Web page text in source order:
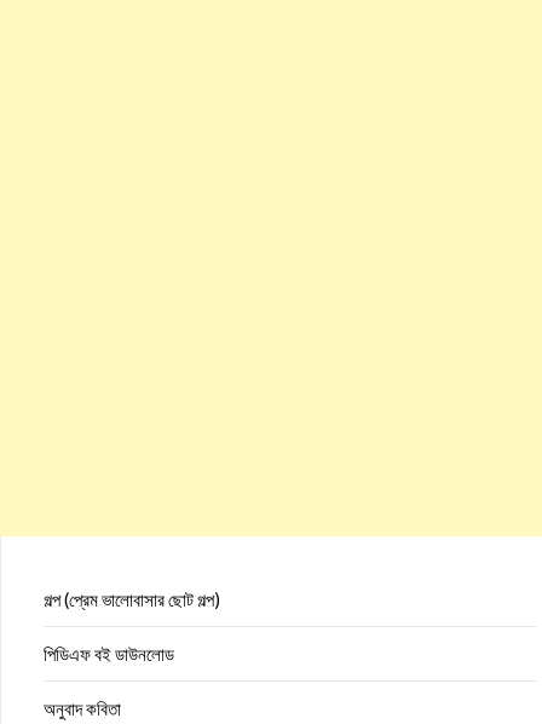
গল্প (প্রেম ভালোবাসার ছোট গল্প)
পিডিএফ বই ডাউনলোড
অনুবাদ কবিতা